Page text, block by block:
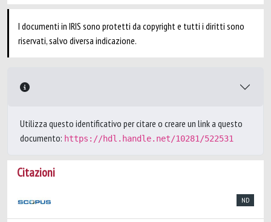
I documenti in IRIS sono protetti da copyright e tutti i diritti sono
riservati, salvo diversa indicazione.
Utilizza questo identificativo per citare o creare un link a questo
documento: https://hdl.handle.net/10281/522531
Citazioni
ND